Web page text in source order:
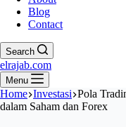
Blog
Contact
Search
elrajab.com
Menu
Home Investasi Pola
dalam Saham dan Forex